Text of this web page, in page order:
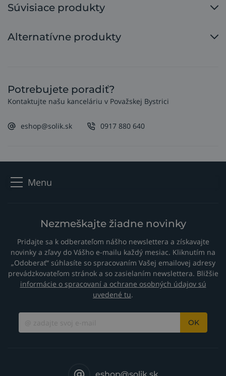
Súvisiace produkty
Alternatívne produkty
Potrebujete poradiť?
Kontaktujte našu kanceláriu v Považskej Bystrici
eshop@solik.sk 0917 880 640
Menu
Nezmeškajte žiadne novinky
Pridajte sa k odberateľom nášho newslettera a získavajte
novinky a zľavy do Vášho e-mailu každý mesiac. Kliknutím na
„Odoberať“ súhlasíte so spracovaním Vašej emailovej adresy
prevádzkovateľom stránok a so zasielaním newslettera. Bližšie
informácie o spracovaní a ochrane osobných údajov sú
uvedené tu.
OK